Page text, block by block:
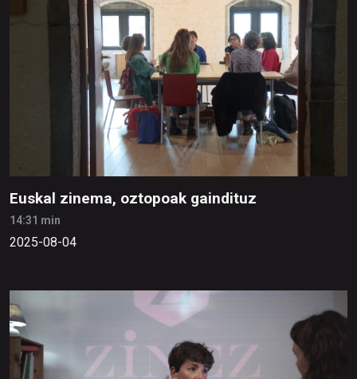
Euskal zinema, oztopoak gaindituz
14:31 min
2025-08-04